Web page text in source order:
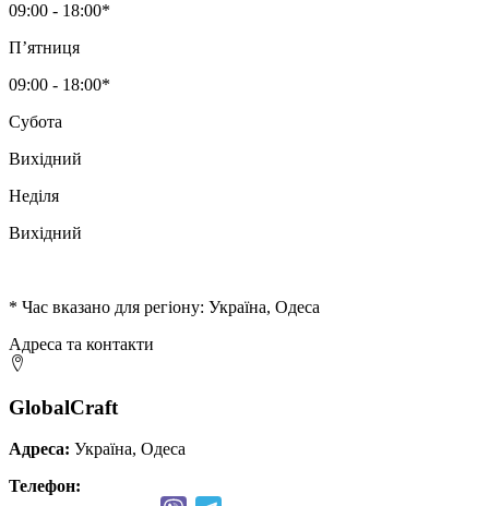
09:00 - 18:00*
Пʼятниця
09:00 - 18:00*
Субота
Вихідний
Неділя
Вихідний
* Час вказано для регіону: Україна, Одеса
Адреса та контакти
GlobalCraft
Адреса: Україна, Одеса
Телефон: